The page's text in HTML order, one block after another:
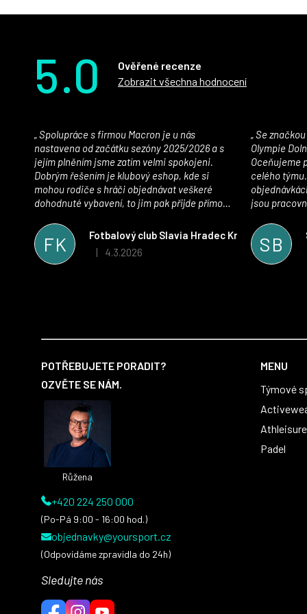
5.0
Ověřené recenze
Zobrazit všechna hodnocení
FK
Fotbalový club Slavia Hradec Králové z.s.
Hodnocení obchodu je 5 z 5 hvězdiček.
4.3.2026
nastavena od začátku sezóny 2025/2026 a s
jejím plněním jsme zatím velmi spokojeni.
Dobrým řešením je klubový eshop, kde si
mohou rodiče s hráči objednávat veškeré
dohodnuté vybavení, to jim pak přijde přímo
oblečením jsme spokojeni, stejně tak s
komunikací a snahou řešit všechny záležitosti
velmi rychle a ke spokojenosti obou stran.
SB
Olympie
Oceňujeme
celého
jsou
vynikající a
sportovního
POTŘEBUJETE PORADIT?
OZVĚTE SE NÁM.
Růžena
+420 224 250 000
(Po-Pá 9:00 - 16:00 hod.)
objednavky@yoursport.cz
(Odpovídáme zpravidla do 24h)
Sledujte nás
MENU
Týmové
Athleisure
Padel